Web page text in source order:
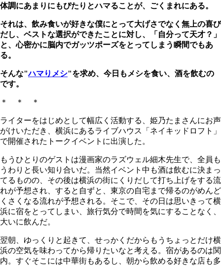
体調にあまりにもぴたりとハマることが、ごくまれにある。
それは、飲み食いが好きな僕にとって大げさでなく無上の喜び
だし、ベストな選択ができたことに対し、「自分って天才？」
と、心密かに脳内でガッツポーズをとってしまう瞬間でもあ
る。
そんな"ハマりメシ"を求め、今日もメシを食い、酒を飲むの
です。
＊ ＊ ＊
ライターをはじめとして幅広く活動する、姫乃たまさんにお声
がけいただき、横浜にあるライブハウス「ネイキッドロフト」
で開催されたトークイベントに出演した。
もうひとりのゲストは漫画家のラズウェル細木先生で、全員も
うわりと長い知り合いだ。当然イベント中も酒は飲むに決まっ
てるものの、その後は横浜の街にくりだして打ち上げをする流
れが予想され、すると自ずと、東京の自宅まで帰るのがめんど
くさくなる流れが予想される。そこで、その日は思いきって横
浜に宿をとってしまい、旅行気分で時間を気にすることなく、
大いに飲んだ。
翌朝、ゆっくりと起きて、せっかくだからもうちょっとだけ横
浜の空気を味わってから帰りたいなと考える。宿があるのは関
内。すぐそこには中華街もあるし、朝から飲める好きな店も多